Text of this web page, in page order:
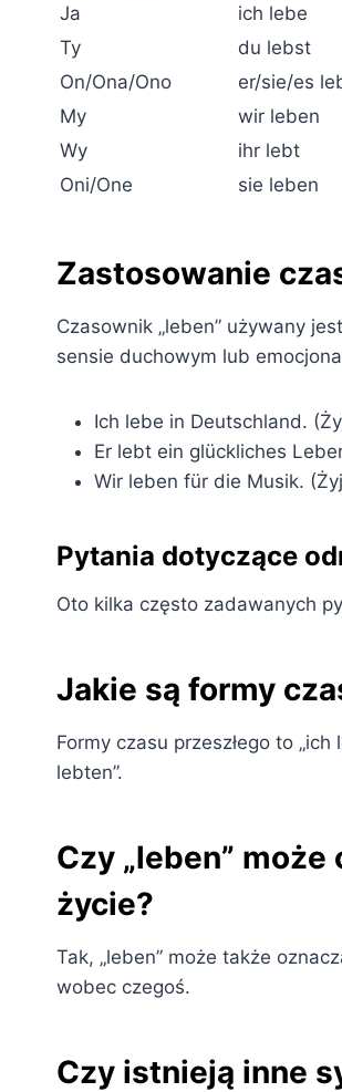
Ja
ich lebe
Ty
du lebst
On/Ona/Ono
er/sie/es
My
wir leben
Wy
ihr lebt
Oni/One
sie leben
Zastosowanie
Czasownik „leben” używany
sensie duchowym lub
Ich lebe in Deutschland.
Er lebt ein glückliches
Wir leben für die Musik.
Pytania dotyczące
Oto kilka często zadawanych
Jakie są formy
Formy czasu przeszłego to „ich
lebten”.
Czy „leben”
życie?
Tak, „leben” może także
wobec czegoś.
Czy istnieją inne